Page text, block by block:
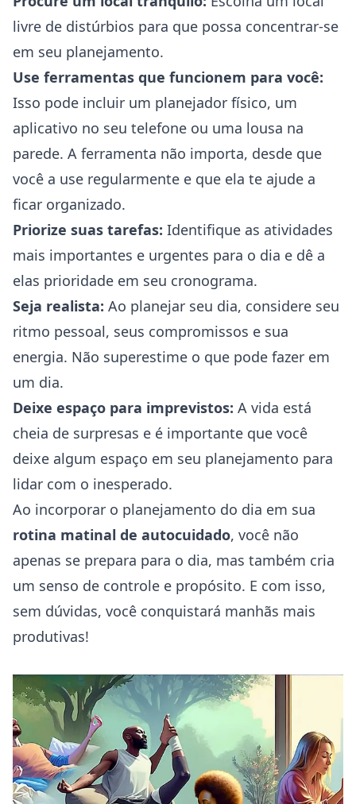
livre de distúrbios para que possa concentrar-se
em seu planejamento.
Use ferramentas que funcionem para você:
Isso pode incluir um planejador físico, um
aplicativo no seu telefone ou uma lousa na
parede. A ferramenta não importa, desde que
você a use regularmente e que ela te ajude a
ficar organizado.
Priorize suas tarefas: Identifique as atividades
mais importantes e urgentes para o dia e dê a
elas prioridade em seu cronograma.
Seja realista: Ao planejar seu dia, considere seu
ritmo pessoal, seus compromissos e sua
energia. Não superestime o que pode fazer em
um dia.
Deixe espaço para imprevistos: A vida está
cheia de surpresas e é importante que você
deixe algum espaço em seu planejamento para
lidar com o inesperado.
Ao incorporar o planejamento do dia em sua
rotina matinal de autocuidado, você não
apenas se prepara para o dia, mas também cria
um senso de controle e propósito. E com isso,
sem dúvidas, você conquistará manhãs mais
produtivas!